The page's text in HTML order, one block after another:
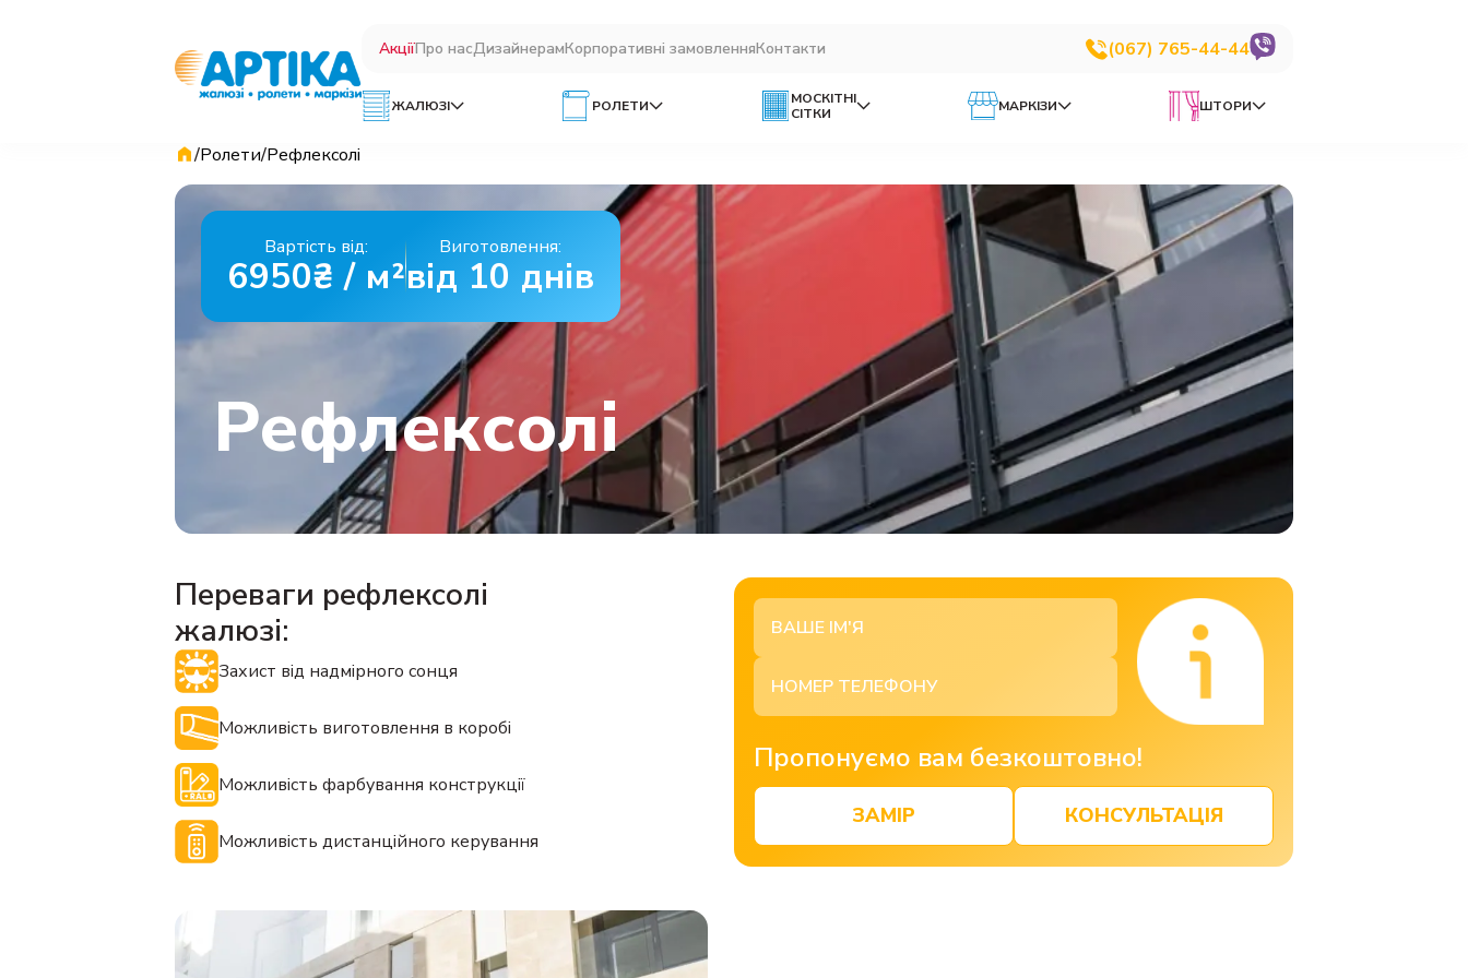
АкціїПро насДизайнерамКорпоративні замовленняКонтакти (067) 765-44-44
ЖАЛЮЗІ РОЛЕТИ
МОСКІТНІ
СІТКИ
МАРКІЗИ ШТОРИ
/Ролети/Рефлексолі
Рефлексолі
Вартість від:
6950₴ / м²
Виготовлення:
від 10 днів
Переваги рефлексолі
жалюзі:
Захист від надмірного сонця
Можливість виготовлення в коробі
Можливість фарбування конструкції
Можливість дистанційного керування
Пропонуємо вам безкоштовно!
ЗАМІР КОНСУЛЬТАЦІЯ